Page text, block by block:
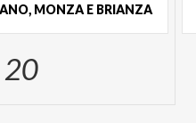
MONZA E BRIANZA
20